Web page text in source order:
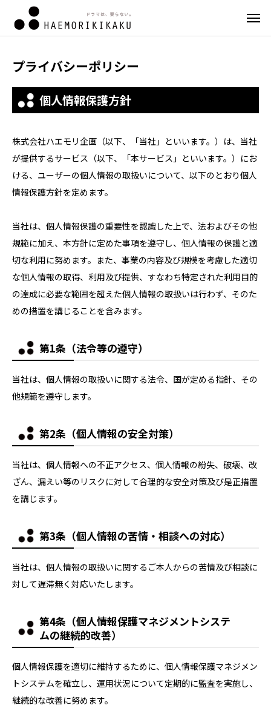
プライバシーポリシー
個人情報保護方針
株式会社ハエモリ企画（以下、「当社」といいます。）は、当社
が提供するサービス（以下、「本サービス」といいます。）にお
ける、ユーザーの個人情報の取扱いについて、以下のとおり個人
情報保護方針を定めます。
当社は、個人情報保護の重要性を認識した上で、法およびその他
規範に加え、本方針に定めた事項を遵守し、個人情報の保護と適
切な利用に努めます。また、事業の内容及び規模を考慮した適切
な個人情報の取得、利用及び提供、すなわち特定された利用目的
の達成に必要な範囲を超えた個人情報の取扱いは行わず、そのた
めの措置を講じることを含みます。
第1条（法令等の遵守）
当社は、個人情報の取扱いに関する法令、国が定める指針、その
他規範を遵守します。
第2条（個人情報の安全対策）
当社は、個人情報への不正アクセス、個人情報の紛失、破壊、改
ざん、漏えい等のリスクに対して合理的な安全対策及び是正措置
を講じます。
第3条（個人情報の苦情・相談への対応）
当社は、個人情報の取扱いに関するご本人からの苦情及び相談に
対して遅滞無く対応いたします。
第4条（個人情報保護マネジメントシステ
ムの継続的改善）
個人情報保護を適切に維持するために、個人情報保護マネジメン
トシステムを確立し、運用状況について定期的に監査を実施し、
継続的な改善に努めます。